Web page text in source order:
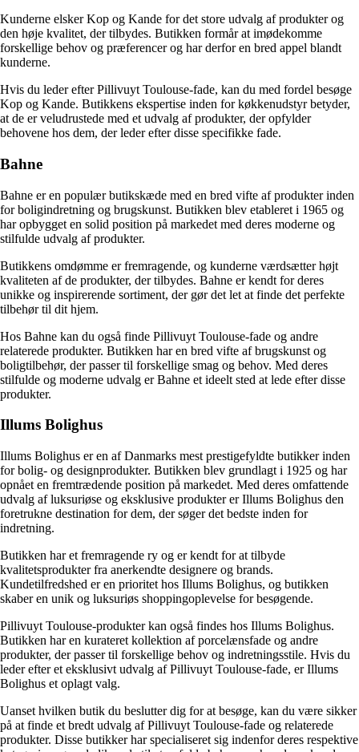
Kunderne elsker Kop og Kande for det store udvalg af produkter og
den høje kvalitet, der tilbydes. Butikken formår at imødekomme
forskellige behov og præferencer og har derfor en bred appel blandt
kunderne.
Hvis du leder efter Pillivuyt Toulouse-fade, kan du med fordel besøge
Kop og Kande. Butikkens ekspertise inden for køkkenudstyr betyder,
at de er veludrustede med et udvalg af produkter, der opfylder
behovene hos dem, der leder efter disse specifikke fade.
Bahne
Bahne er en populær butikskæde med en bred vifte af produkter inden
for boligindretning og brugskunst. Butikken blev etableret i 1965 og
har opbygget en solid position på markedet med deres moderne og
stilfulde udvalg af produkter.
Butikkens omdømme er fremragende, og kunderne værdsætter højt
kvaliteten af de produkter, der tilbydes. Bahne er kendt for deres
unikke og inspirerende sortiment, der gør det let at finde det perfekte
tilbehør til dit hjem.
Hos Bahne kan du også finde Pillivuyt Toulouse-fade og andre
relaterede produkter. Butikken har en bred vifte af brugskunst og
boligtilbehør, der passer til forskellige smag og behov. Med deres
stilfulde og moderne udvalg er Bahne et ideelt sted at lede efter disse
produkter.
Illums Bolighus
Illums Bolighus er en af ​​Danmarks mest prestigefyldte butikker inden
for bolig- og designprodukter. Butikken blev grundlagt i 1925 og har
opnået en fremtrædende position på markedet. Med deres omfattende
udvalg af luksuriøse og eksklusive produkter er Illums Bolighus den
foretrukne destination for dem, der søger det bedste inden for
indretning.
Butikken har et fremragende ry og er kendt for at tilbyde
kvalitetsprodukter fra anerkendte designere og brands.
Kundetilfredshed er en prioritet hos Illums Bolighus, og butikken
skaber en unik og luksuriøs shoppingoplevelse for besøgende.
Pillivuyt Toulouse-produkter kan også findes hos Illums Bolighus.
Butikken har en kurateret kollektion af porcelænsfade og andre
produkter, der passer til forskellige behov og indretningsstile. Hvis du
leder efter et eksklusivt udvalg af Pillivuyt Toulouse-fade, er Illums
Bolighus et oplagt valg.
Uanset hvilken butik du beslutter dig for at besøge, kan du være sikker
på at finde et bredt udvalg af Pillivuyt Toulouse-fade og relaterede
produkter. Disse butikker har specialiseret sig indenfor deres respektive